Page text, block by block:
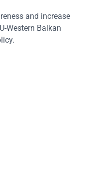
and increase
Western Balkan